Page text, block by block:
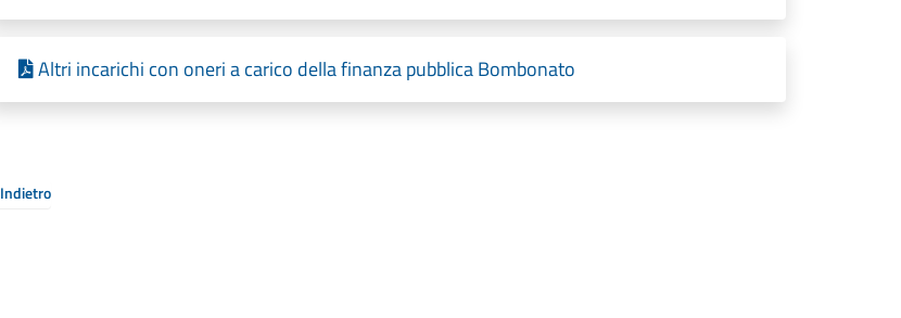
Altri incarichi con oneri a carico della finanza pubblica Bombonato
Indietro